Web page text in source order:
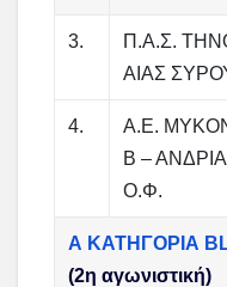
3.
Π.Α.Σ.
ΑΙΑΣ
4.
Α.Ε.
Β –
Ο.Φ.
Α ΚΑΤΗΓΟΡΙΑ
(2η αγωνιστική)